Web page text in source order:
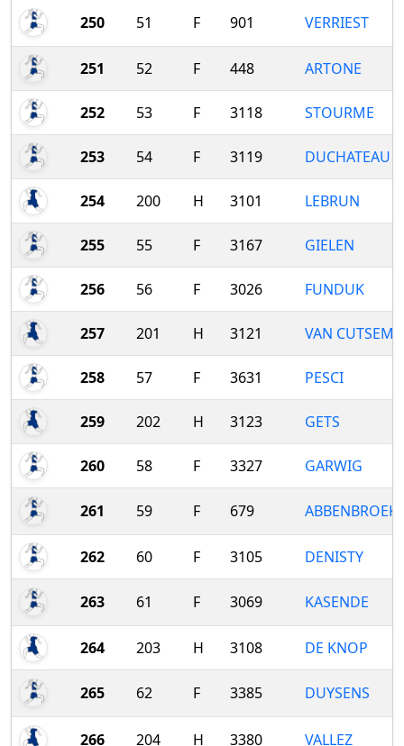
250 51 F 901 VERRIEST
251 52 F 448 ARTONE
252 53 F 3118 STOURME
253 54 F 3119 DUCHATEAU
254 200 H 3101 LEBRUN
255 55 F 3167 GIELEN
256 56 F 3026 FUNDUK
257 201 H 3121 VAN CUTSEM
258 57 F 3631 PESCI
259 202 H 3123 GETS
260 58 F 3327 GARWIG
261 59 F 679 ABBENBROEK
262 60 F 3105 DENISTY
263 61 F 3069 KASENDE
264 203 H 3108 DE KNOP
265 62 F 3385 DUYSENS
266 204 H 3380 VALLEZ